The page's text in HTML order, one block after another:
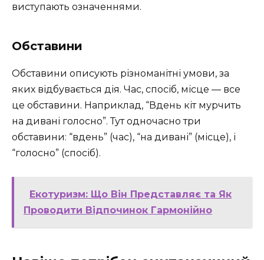
виступають означеннями.
Обставини
Обставини описують різноманітні умови, за
яких відбувається дія. Час, спосіб, місце — все
це обставини. Наприклад, “Вдень кіт мурчить
на дивані голосно”. Тут одночасно три
обставини: “вдень” (час), “на дивані” (місце), і
“голосно” (спосіб).
Екотуризм: Що Він Представляє та Як
Проводити Відпочинок Гармонійно